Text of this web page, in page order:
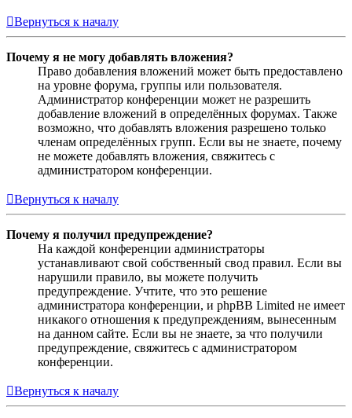
Вернуться к началу
Почему я не могу добавлять вложения?
Право добавления вложений может быть предоставлено
на уровне форума, группы или пользователя.
Администратор конференции может не разрешить
добавление вложений в определённых форумах. Также
возможно, что добавлять вложения разрешено только
членам определённых групп. Если вы не знаете, почему
не можете добавлять вложения, свяжитесь с
администратором конференции.
Вернуться к началу
Почему я получил предупреждение?
На каждой конференции администраторы
устанавливают свой собственный свод правил. Если вы
нарушили правило, вы можете получить
предупреждение. Учтите, что это решение
администратора конференции, и phpBB Limited не имеет
никакого отношения к предупреждениям, вынесенным
на данном сайте. Если вы не знаете, за что получили
предупреждение, свяжитесь с администратором
конференции.
Вернуться к началу